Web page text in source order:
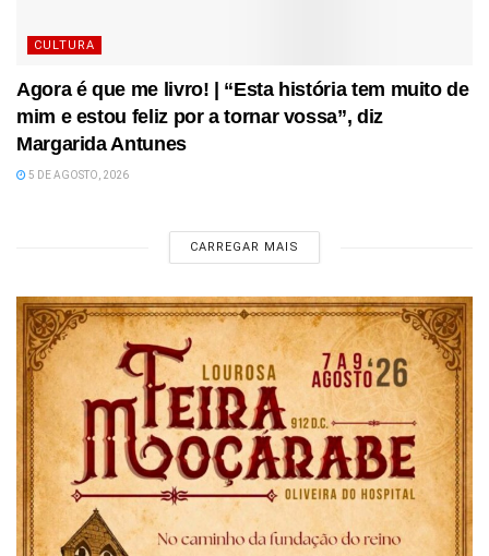
CULTURA
Agora é que me livro! | “Esta história tem muito de
mim e estou feliz por a tornar vossa”, diz
Margarida Antunes
5 DE AGOSTO, 2026
CARREGAR MAIS